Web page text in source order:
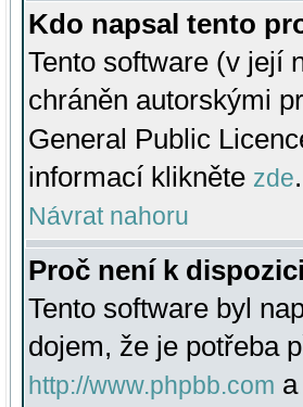
Kdo napsal tento
Tento software (v její
chráněn autorskými
General Public
informací klikněte zde.
Návrat nahoru
Proč není k
Tento software byl
dojem, že je potřeba
http://www.phpbb.com